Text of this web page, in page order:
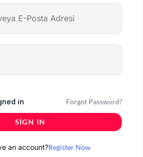
in Forgot Password?
SIGN IN
an account?Register Now